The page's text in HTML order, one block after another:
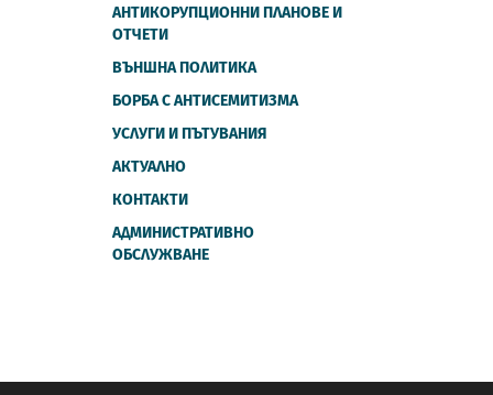
АНТИКОРУПЦИОННИ ПЛАНОВЕ И
ОТЧЕТИ
ВЪНШНА ПОЛИТИКА
БОРБА С АНТИСЕМИТИЗМА
УСЛУГИ И ПЪТУВАНИЯ
АКТУАЛНО
КОНТАКТИ
АДМИНИСТРАТИВНО
ОБСЛУЖВАНЕ